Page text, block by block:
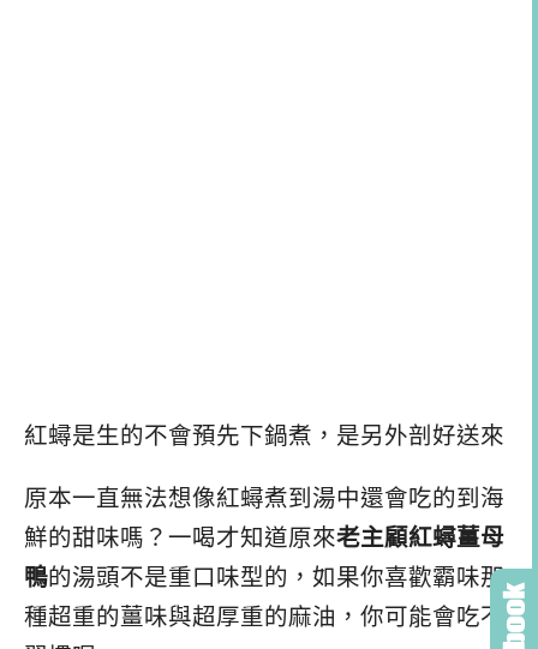
紅蟳是生的不會預先下鍋煮，是另外剖好送來
原本一直無法想像紅蟳煮到湯中還會吃的到海
鮮的甜味嗎？一喝才知道原來老主顧紅蟳薑母
鴨的湯頭不是重口味型的，如果你喜歡霸味那
種超重的薑味與超厚重的麻油，你可能會吃不